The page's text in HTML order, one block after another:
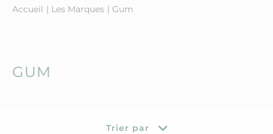
Accueil Les Marques Gum
GUM
Trier par